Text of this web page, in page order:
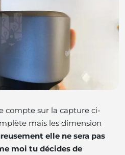
compte sur la capture ci-
mais les dimension
elle ne sera pas
moi tu décides de